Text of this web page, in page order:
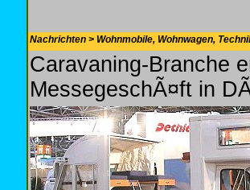
Nachrichten > Wohnmobile, Wohnwagen,
Caravaning-Branche
MessegeschÃ¤ft in